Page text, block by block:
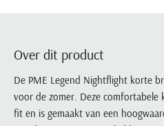
R2
State of Art
Tommy Hilfiger
Portofino
Profuomo
State of Art
Superdry
Portofino
Profuomo
State of Art
Superdry
Polo Ralph Lauren
Portofino
Replay
Tommy Hilfiger
Portofino
State of Art
Superdry
Paul & Shark
Polo Ralph Lauren
PME Legend
Lyle & Scott
Mac
Maerz
Over dit product
De PME Legend Nightflight korte
voor de zomer. Deze
fit en is gemaakt van een